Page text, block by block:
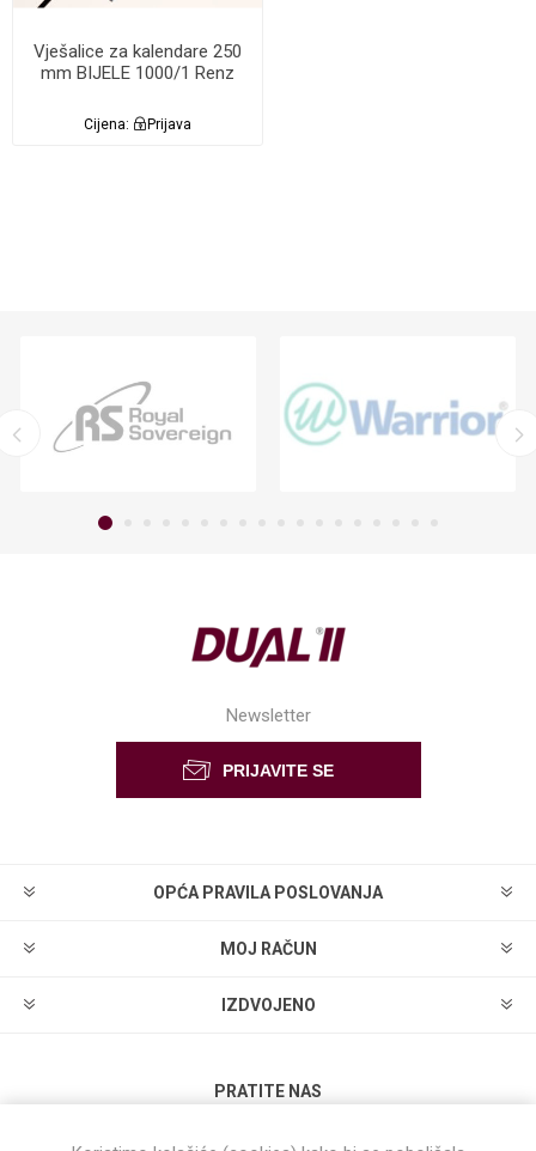
Vješalice za kalendare 250
mm BIJELE 1000/1 Renz
Cijena: Prijava
Newsletter
OPĆA PRAVILA POSLOVANJA
MOJ RAČUN
IZDVOJENO
PRATITE NAS